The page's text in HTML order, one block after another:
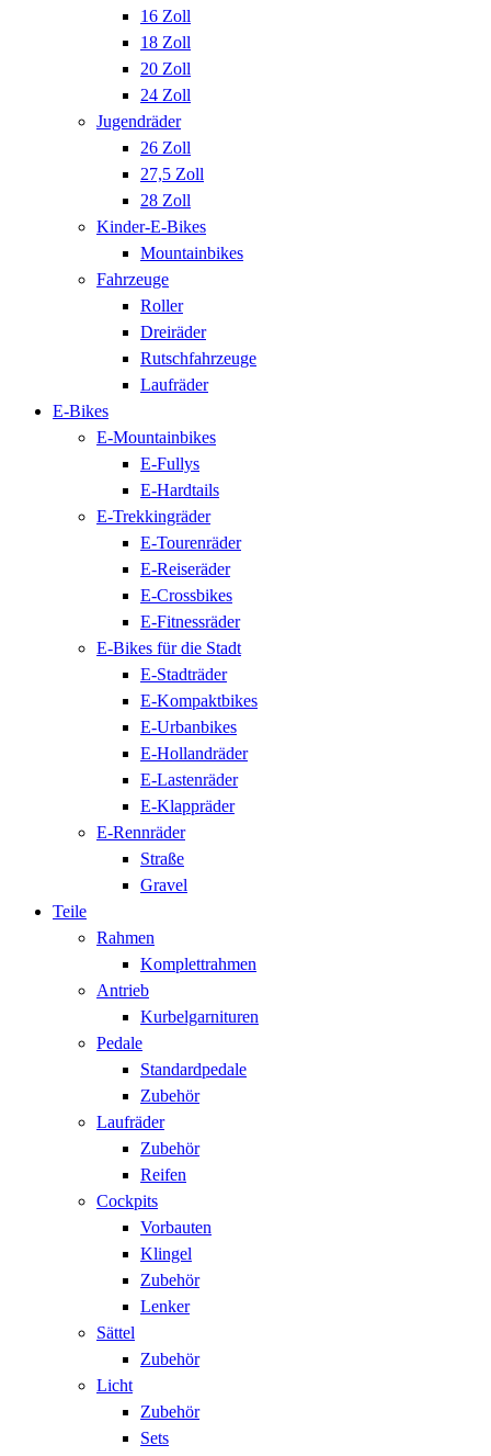
16 Zoll
18 Zoll
20 Zoll
24 Zoll
Jugendräder
26 Zoll
27,5 Zoll
28 Zoll
Kinder-E-Bikes
Mountainbikes
Fahrzeuge
Roller
Dreiräder
Rutschfahrzeuge
Laufräder
E-Bikes
E-Mountainbikes
E-Fullys
E-Hardtails
E-Trekkingräder
E-Tourenräder
E-Reiseräder
E-Crossbikes
E-Fitnessräder
E-Bikes für die Stadt
E-Stadträder
E-Kompaktbikes
E-Urbanbikes
E-Hollandräder
E-Lastenräder
E-Klappräder
E-Rennräder
Straße
Gravel
Teile
Rahmen
Komplettrahmen
Antrieb
Kurbelgarnituren
Pedale
Standardpedale
Zubehör
Laufräder
Zubehör
Reifen
Cockpits
Vorbauten
Klingel
Zubehör
Lenker
Sättel
Zubehör
Licht
Zubehör
Sets